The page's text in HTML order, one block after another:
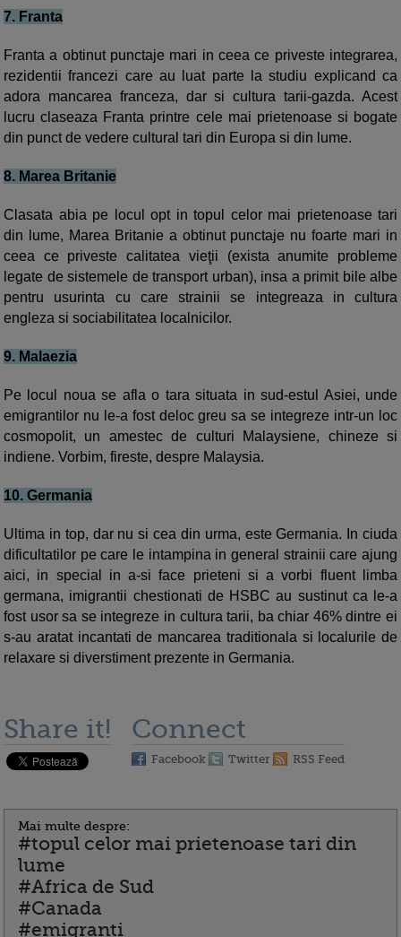
7. Franta
Franta a obtinut punctaje mari in ceea ce priveste integrarea,
rezidentii francezi care au luat parte la studiu explicand ca
adora mancarea franceza, dar si cultura tarii-gazda. Acest
lucru claseaza Franta printre cele mai prietenoase si bogate
din punct de vedere cultural tari din Europa si din lume.
8. Marea Britanie
Clasata abia pe locul opt in topul celor mai prietenoase tari
din lume, Marea Britanie a obtinut punctaje nu foarte mari in
ceea ce priveste calitatea
vieţii (exista anumite probleme
legate de sistemele de transport urban), insa a primit bile albe
pentru usurinta
cu care strainii se integreaza in cultura
engleza si sociabilitatea localnicilor.
9. Malaezia
Pe locul noua se afla o tara situata in sud-estul Asiei, unde
emigrantilor nu le-a fost deloc greu sa se integreze intr-un loc
cosmopolit, un amestec de culturi Malaysiene, chineze si
indiene. Vorbim, fireste, despre Malaysia.
10. Germania
Ultima in top, dar nu si cea din urma, este Germania. In ciuda
dificultatilor pe care le intampina in general strainii care ajung
aici, in special in a-si face prieteni si a vorbi fluent limba
germana, imigrantii chestionati de HSBC au sustinut ca le-a
fost usor sa se integreze in cultura tarii, ba chiar 46% dintre ei
s-au aratat incantati de mancarea traditionala si localurile de
relaxare si diverstiment prezente in Germania.
Share it! Connect
Facebook Twitter RSS Feed
Mai multe despre:
#topul celor mai prietenoase tari din
lume
#Africa de Sud
#Canada
#emigranti